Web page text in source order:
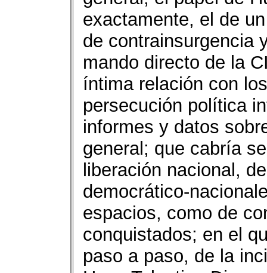
exactamente, el de
de contrainsurgencia
mando directo de la
íntima relación con
persecución política
informes y datos
general; que cabría
liberación nacional,
democrático-
espacios, como de
conquistados; en el
paso a paso, de la